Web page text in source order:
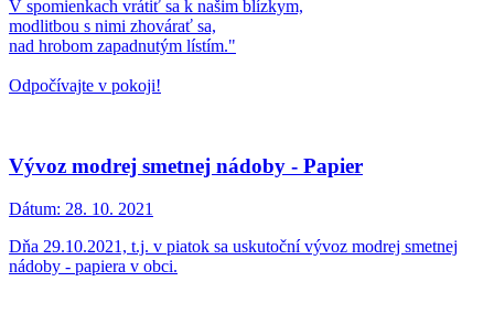
V spomienkach vrátiť sa k našim blízkym,
modlitbou s nimi zhovárať sa,
nad hrobom zapadnutým lístím."
Odpočívajte v pokoji!
Vývoz modrej smetnej nádoby - Papier
Dátum: 28. 10. 2021
Dňa 29.10.2021, t.j. v piatok sa uskutoční vývoz modrej smetnej
nádoby - papiera v obci.